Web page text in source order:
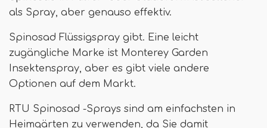
als Spray, aber genauso effektiv.
Spinosad Flüssigspray gibt. Eine leicht
zugängliche Marke ist Monterey Garden
Insektenspray, aber es gibt viele andere
Optionen auf dem Markt.
RTU Spinosad -Sprays sind am einfachsten in
Heimgärten zu verwenden, da Sie damit